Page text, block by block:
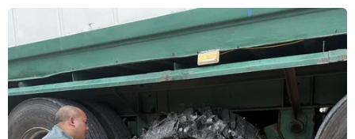
Theo dõi VietnamPlus